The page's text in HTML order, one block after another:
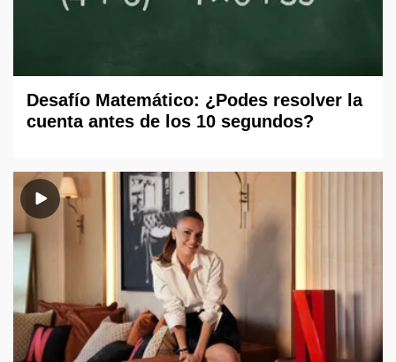
Desafío Matemático: ¿Podes resolver la
cuenta antes de los 10 segundos?